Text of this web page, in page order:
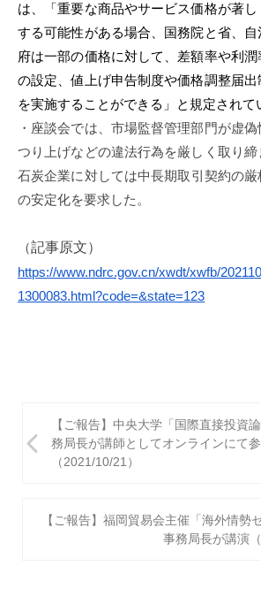
は、「重要な商品やサービス価格が著
する可能性がある場合、国務院と省、
府は一部の価格に対して、差額率や利
の設定、値上げ申告制度や価格調整届
を実施すること ができる」
と規定されて
・座談会では、 市場監督管理部門が虚
つり上げなどの違法行為を厳しく取り締
石炭企業に対しては中長期取引契約の
の安定化を要求した。
（記事原文）
https://www.ndrc.gov.cn/xwdt/xwfb/
1300083.html?code=&state=123
稿
【ご報告】中央大学「国際直接投資
務局長が講師としてオンラインにて
（2021/10/21）
【ご報告】福岡貿易会主催「海外情勢
事務局長が講演